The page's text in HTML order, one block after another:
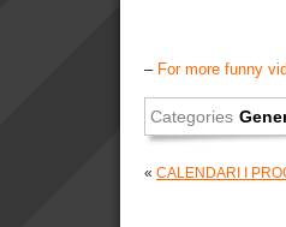
– For more funny
Categories
« CALENDARI I